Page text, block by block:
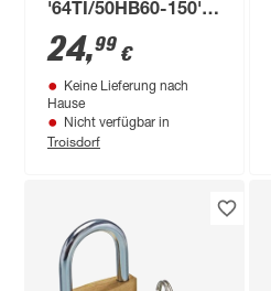
'64TI/50HB60-150'
silber verstellbar
24,99 €
Keine Lieferung nach
Hause
Nicht verfügbar in
Troisdorf